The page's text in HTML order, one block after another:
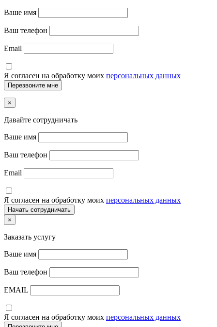
Ваше имя
Ваш телефон
Email
Я согласен на обработку моих персональных данных
×
Давайте сотрудничать
Ваше имя
Ваш телефон
Email
Я согласен на обработку моих персональных данных
×
Заказать услугу
Ваше имя
Ваш телефон
EMAIL
Я согласен на обработку моих персональных данных